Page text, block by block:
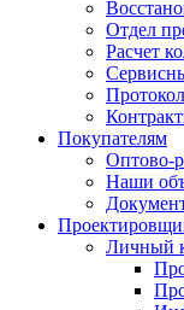
Отдел
Расчет
Покупателям
Оптово-
Наши
Личный